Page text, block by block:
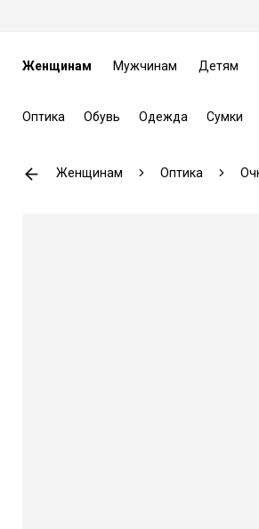
Женщинам Мужчинам Детям
Оптика Обувь Одежда Сумки
Женщинам Оптика